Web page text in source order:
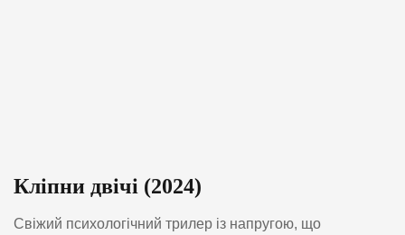
Кліпни двічі (2024)
Свіжий психологічний трилер із напругою, що